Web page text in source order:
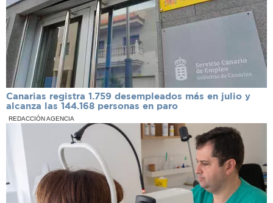
Canarias registra 1.759 desempleados más en julio y
alcanza las 144.168 personas en paro
REDACCIÓN AGENCIA